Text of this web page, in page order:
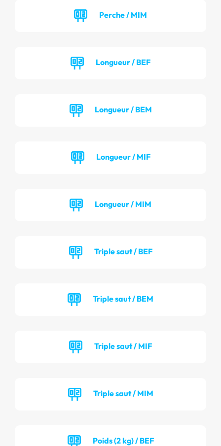
Perche / MIM
Longueur / BEF
Longueur / BEM
Longueur / MIF
Longueur / MIM
Triple saut / BEF
Triple saut / BEM
Triple saut / MIF
Triple saut / MIM
Poids (2 kg) / BEF